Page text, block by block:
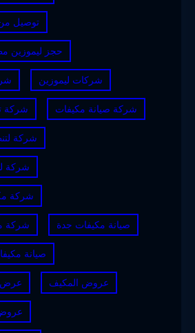
توصيل من
حجز ليموزين
شركات ليموزين
شركة شركة صيانة مكيفات
شركة
شركة
شركة
شركة صيانة مكيفات جدة
صيانة
عرض عروض المكيف